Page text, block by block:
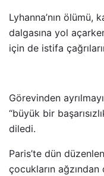
Lyhanna’nın
dalgasına yol
için de istifa
Görevinden
“büyük bir
diledi.
Paris’te dün
çocukların